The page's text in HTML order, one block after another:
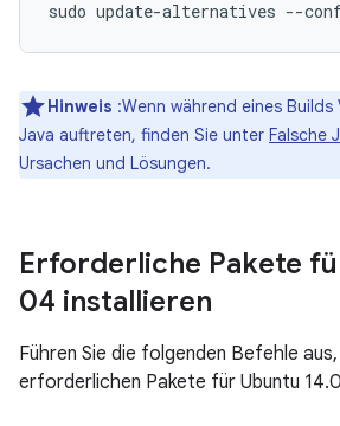
Hinweis :Wenn während eines
Java auftreten, finden Sie unter Falsche
Ursachen und Lösungen.
Erforderliche Pakete
04 installieren
Führen Sie die folgenden Befehle
erforderlichen Pakete für Ubuntu